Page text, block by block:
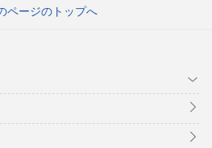
ページのトップへ